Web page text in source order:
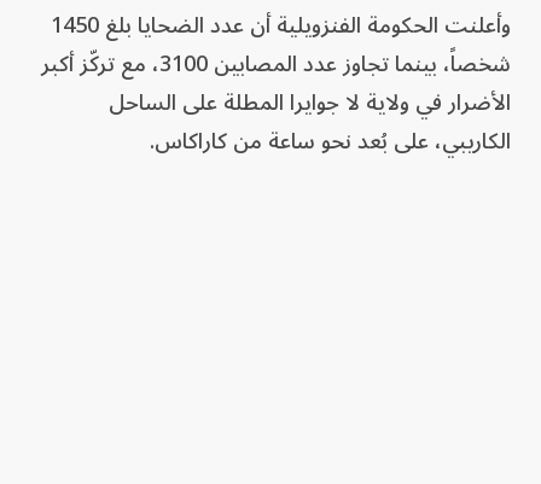
وأعلنت الحكومة الفنزويلية أن عدد الضحايا بلغ 1450
شخصاً، بينما تجاوز عدد المصابين 3100، مع تركّز أكبر
الأضرار في ولاية لا جوايرا المطلة على الساحل
الكاريبي، على بُعد نحو ساعة من كاراكاس.